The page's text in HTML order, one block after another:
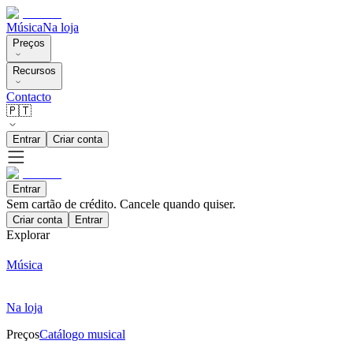
MúsicaNa loja
Preços
Recursos
Contacto
🇵🇹
Entrar Criar conta
Entrar
Sem cartão de crédito. Cancele quando quiser.
Criar conta Entrar
Explorar
Música
Na loja
PreçosCatálogo musical